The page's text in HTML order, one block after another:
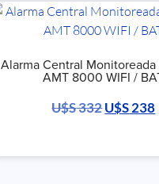
Alarma Central
AMT 8000 WIFI /
U$S332U$S238